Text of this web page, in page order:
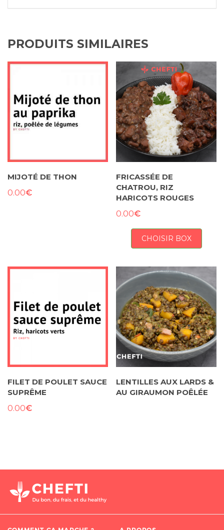
PRODUITS SIMILAIRES
MIJOTÉ DE THON
0.00€
FRICASSÉE DE
CHATROU, RIZ
HARICOTS ROUGES
0.00€
CHOISIR BOX
FILET DE POULET SAUCE
SUPRÊME
0.00€
LENTILLES AUX LARDS &
AU GIRAUMON POÊLÉE